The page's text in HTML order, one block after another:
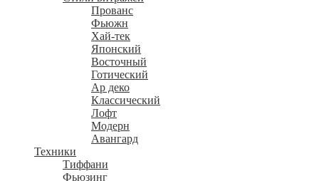
Прованс
Фьюжн
Хай-тек
Японский
Восточный
Готический
Ар деко
Классический
Лофт
Модерн
Авангард
Техники
Тиффани
Фьюзинг